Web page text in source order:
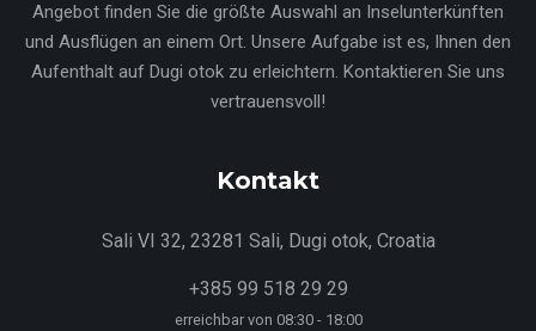
Angebot finden Sie die größte Auswahl an Inselunterkünften
und Ausflügen an einem Ort. Unsere Aufgabe ist es, Ihnen den
Aufenthalt auf Dugi otok zu erleichtern. Kontaktieren Sie uns
vertrauensvoll!
Kontakt
Sali VI 32, 23281 Sali, Dugi otok, Croatia
+385 99 518 29 29
erreichbar von 08:30 - 18:00